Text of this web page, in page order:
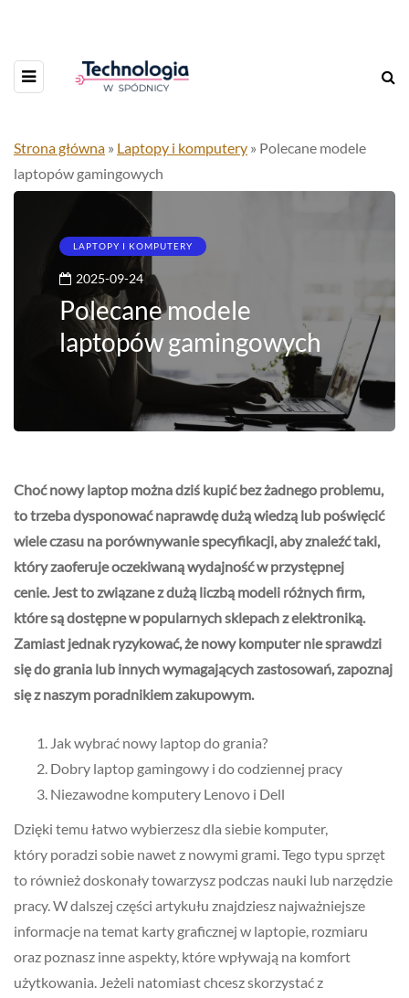
Strona główna » Laptopy i komputery » Polecane modele
laptopów gamingowych
LAPTOPY I KOMPUTERY
2025-09-24
Polecane modele
laptopów gamingowych
Choć nowy laptop można dziś kupić bez żadnego problemu,
to trzeba dysponować naprawdę dużą wiedzą lub poświęcić
wiele czasu na porównywanie specyfikacji, aby znaleźć taki,
który zaoferuje oczekiwaną wydajność w przystępnej
cenie. Jest to związane z dużą liczbą modeli różnych firm,
które są dostępne w popularnych sklepach z elektroniką.
Zamiast jednak ryzykować, że nowy komputer nie sprawdzi
się do grania lub innych wymagających zastosowań, zapoznaj
się z naszym poradnikiem zakupowym.
Jak wybrać nowy laptop do grania?
Dobry laptop gamingowy i do codziennej pracy
Niezawodne komputery Lenovo i Dell
Dzięki temu łatwo wybierzesz dla siebie komputer,
który poradzi sobie nawet z nowymi grami. Tego typu sprzęt
to również doskonały towarzysz podczas nauki lub narzędzie
pracy. W dalszej części artykułu znajdziesz najważniejsze
informacje na temat karty graficznej w laptopie, rozmiaru
oraz poznasz inne aspekty, które wpływają na komfort
użytkowania. Jeżeli natomiast chcesz skorzystać z